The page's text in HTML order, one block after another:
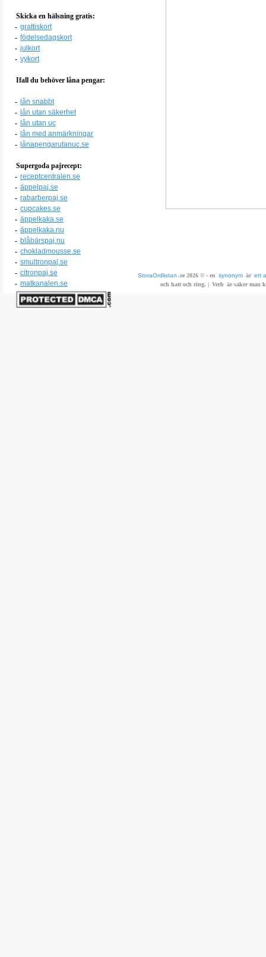
Skicka en hälsning gratis:
- grattiskort
- födelsedagskort
- julkort
- vykort
Ifall du behöver låna pengar:
- lån snabbt
- lån utan säkerhet
- lån utan uc
- lån med anmärkningar
- lånapengarutanuc.se
Supergoda pajrecept:
- receptcentralen.se
- äppelpaj.se
- rabarberpaj.se
- cupcakes.se
- äppelkaka.se
- äppelkaka.nu
- blåbärspaj.nu
- chokladmousse.se
- smultronpaj.se
- citronpaj.se
- matkanalen.se
StoraOrdlistan .se 2026 © - en synonym är ett
och hatt och ring. | Verb är saker man